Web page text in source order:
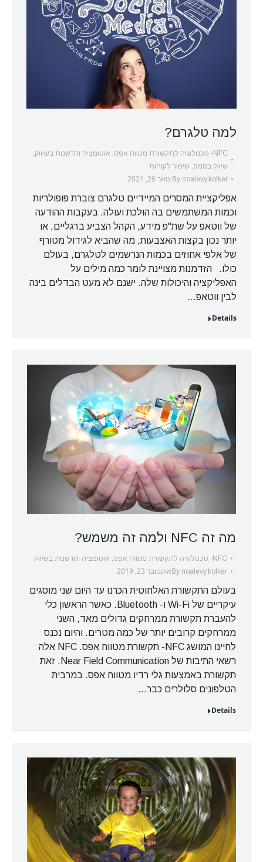
למה טלגרם?
NFC- טכנולוגיה לתקשורת מטווח אפס , אוטומציה וחדשנות בשיווק,
שיווק בסמס, שימור לקוחות
By noalevy.kolker
ינואר 26, 2021
אפליקציית המסרים המיידיים טלגרם צוברת פופולריות
וכמות המשתמשים בה הולכת ועולה. בעקבות ההודעה
של ווטאפ על שת"פ מידע, הקהל הצביע ברגליים, או
יותר נכון בקצות האצבעות, מה שהביא לגידול מטורף
של אלפי אחוזים בכמות הנרשמים לטלגרם, בעולם
כולו. הזדמנות מצויינת לומר כמה מילים על
האפליקציה והיכולות שלה. ישנם לא מעט הבדלים בינה
לבין ווטאפ…
Details
מה זה NFC ולמה זה משמש?
NFC- טכנולוגיה לתקשורת מטווח אפס , אוטומציה וחדשנות בשיווק
By noalevy.kolker
אוקטובר 23, 2019
בעולם התקשורת האלחוטית הכרנו עד היום שני מוסגים
עיקריים של Wi-Fi ו- Bluetooth. כאשר הראשון כלי
להעברת תקשורת ממרחקים גדולים מאד, השני
ממרחקים קרובים יותר של כמה מטרים. והיום נכנס
לחיינו המושג NFC- תקשורת מטווח אפס. NFC אלה
רשאי התיבות של Near Field Communication. זאת
תקשורת באמצעות גלי רדיו מטווח אפס. במרבית
הטלפונים סלולרים כבר…
Details